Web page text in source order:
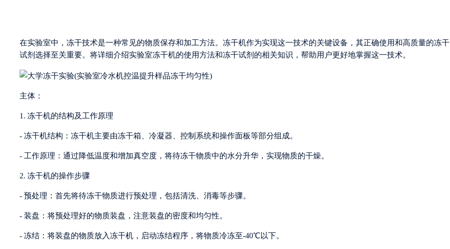
在实验室中，冻干技术是一种常见的物质保存和加工方法。冻干机作为实现这一技术的关键设备，其正确使用和高质量的冻干
试剂选择至关重要。将详细介绍实验室冻干机的使用方法和冻干试剂的相关知识，帮助用户更好地掌握这一技术。
主体：
1. 冻干机的结构及工作原理
- 冻干机结构：冻干机主要由冻干箱、冷凝器、控制系统和操作面板等部分组成。
- 工作原理：通过降低温度和增加真空度，将待冻干物质中的水分升华，实现物质的干燥。
2. 冻干机的操作步骤
- 预处理：首先将待冻干物质进行预处理，包括清洗、消毒等步骤。
- 装盘：将预处理好的物质装盘，注意装盘的密度和均匀性。
- 冻结：将装盘的物质放入冻干机，启动冻结程序，将物质冷冻至-40℃以下。